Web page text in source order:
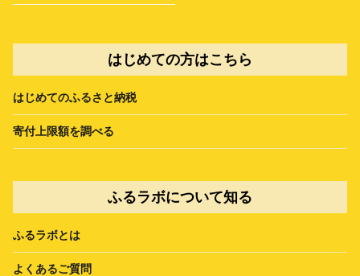
はじめての方はこちら
はじめてのふるさと納税
寄付上限額を調べる
ふるラボについて知る
ふるラボとは
よくあるご質問